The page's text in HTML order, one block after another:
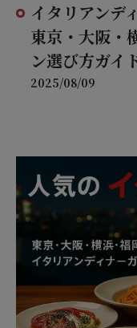
イタリアンデ
東京・大阪・
ン選び方ガイ
2025/08/09